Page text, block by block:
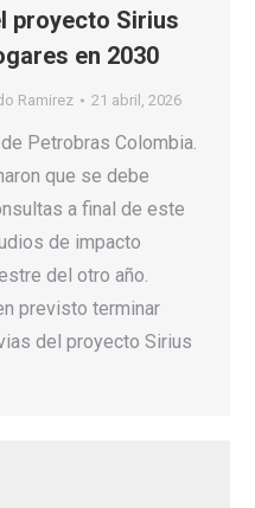
proyecto Sirius
en 2030
Ramirez 21 abril, 2026
Petrobras Colombia.
que se debe
a final de este
de impacto
del otro año.
previsto terminar
del proyecto Sirius